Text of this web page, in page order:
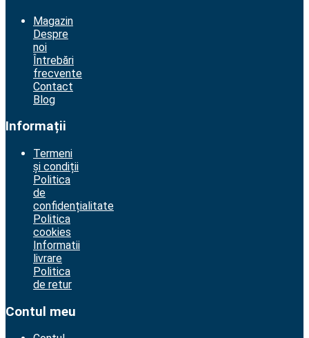
Magazin
Despre
noi
Întrebări
frecvente
Contact
Blog
Informații
Termeni
și condiții
Politica
de
confidențialitate
Politica
cookies
Informatii
livrare
Politica
de retur
Contul meu